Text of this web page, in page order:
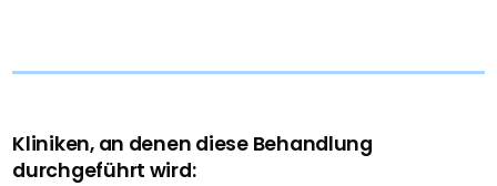
Kliniken, an denen diese Behandlung
durchgeführt wird: